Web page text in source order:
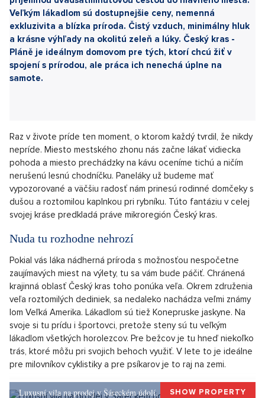
Sdílet článek:
Výhodná lokalita ponúka pokoj a súkromie s neustále
príjemnou dvadsaťminútovou cestou do hlavného mesta.
Veľkým lákadlom sú dostupnejšie ceny, nemenná
exkluzivita a blízka príroda. Čistý vzduch, minimálny hluk
a krásne výhľady na okolitú zeleň a lúky. Český kras -
Pláně je ideálnym domovom pre tých, ktorí chcú žiť v
spojení s prírodou, ale práca ich nenechá úplne na
samote.
Raz v živote príde ten moment, o ktorom každý tvrdil, že nikdy
nepríde. Miesto mestského zhonu nás začne lákať vidiecka
pohoda a miesto prechádzky na kávu oceníme tichú a ničím
nerušenú lesnú chodníčku. Paneláky už budeme mať
vypozorované a väčšiu radosť nám prinesú rodinné domčeky s
dušou a roztomilou kaplnkou pri rybníku. Túto fantáziu v celej
svojej kráse predkladá práve mikroregión Český kras.
Nuda tu rozhodne nehrozí